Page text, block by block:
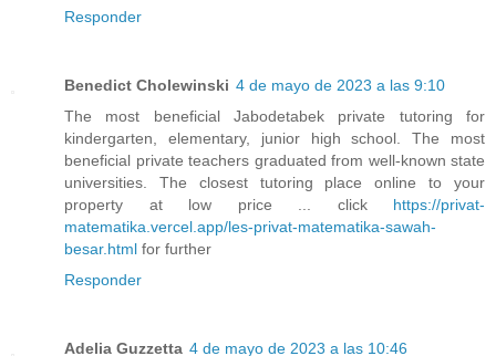
Responder
Benedict Cholewinski 4 de mayo de 2023 a las 9:10
The most beneficial Jabodetabek private tutoring for
kindergarten, elementary, junior high school. The most
beneficial private teachers graduated from well-known state
universities. The closest tutoring place online to your
property at low price ... click https://privat-
matematika.vercel.app/les-privat-matematika-sawah-
besar.html for further
Responder
Adelia Guzzetta 4 de mayo de 2023 a las 10:46